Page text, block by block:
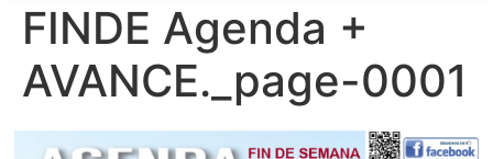
FINDE Agenda +
AVANCE._page-0001